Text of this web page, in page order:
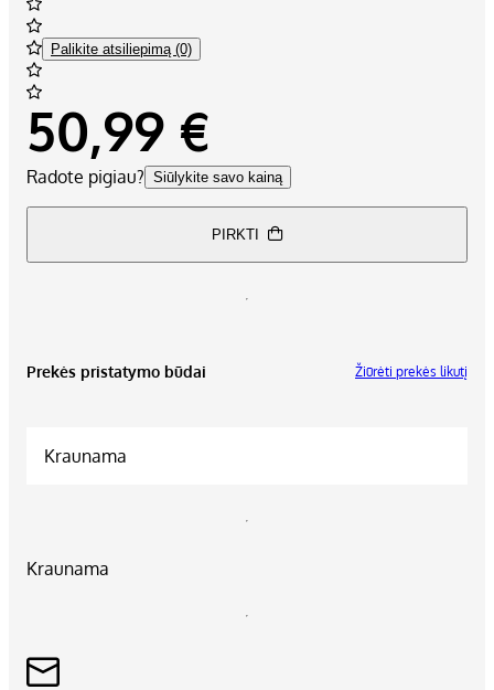
Palikite atsiliepimą (0)
50,99 €
Radote pigiau? Siūlykite savo kainą
PIRKTI
Prekės pristatymo būdai Žiūrėti prekės likutį
Kraunama
Kraunama